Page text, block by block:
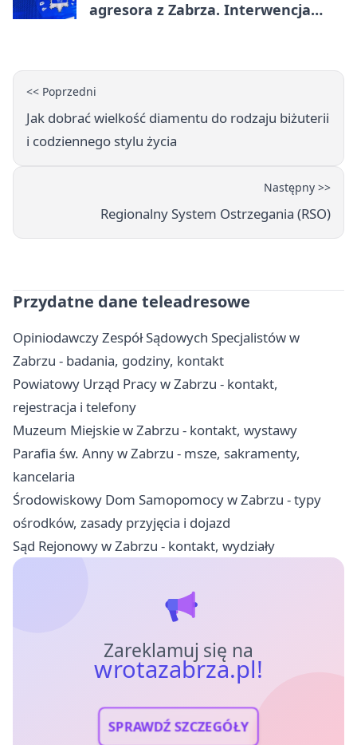
agresora z Zabrza. Interwencja
<< Poprzedni
Jak dobrać wielkość diamentu do rodzaju biżuterii
i codziennego stylu życia
Następny >>
Regionalny System Ostrzegania (RSO)
Przydatne dane teleadresowe
Opiniodawczy Zespół Sądowych Specjalistów w
Zabrzu - badania, godziny, kontakt
Powiatowy Urząd Pracy w Zabrzu - kontakt,
rejestracja i telefony
Muzeum Miejskie w Zabrzu - kontakt, wystawy
Parafia św. Anny w Zabrzu - msze, sakramenty,
kancelaria
Środowiskowy Dom Samopomocy w Zabrzu - typy
ośrodków, zasady przyjęcia i dojazd
Sąd Rejonowy w Zabrzu - kontakt, wydziały
Zareklamuj się na
wrotazabrza.pl!
SPRAWDŹ SZCZEGÓŁY